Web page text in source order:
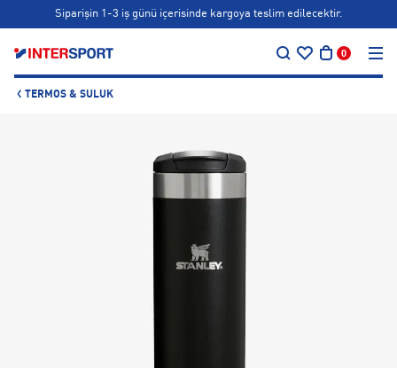
Siparişin 1-3 iş günü içerisinde kargoya teslim edilecektir.
Bonus kartlara özel vade farksız taksit seçenekleri!
0
TERMOS & SULUK